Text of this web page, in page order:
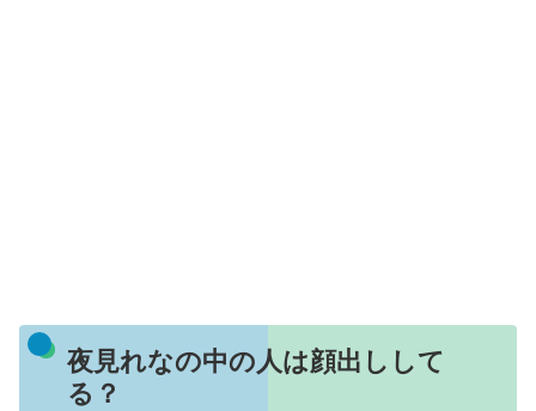
夜見れなの中の人は顔出しして
る？